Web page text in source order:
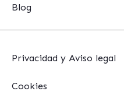
Blog
Privacidad y Aviso legal
Cookies